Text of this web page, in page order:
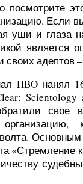
посмотрите
Если
уши и
является
адептов
HBO нанял
свое